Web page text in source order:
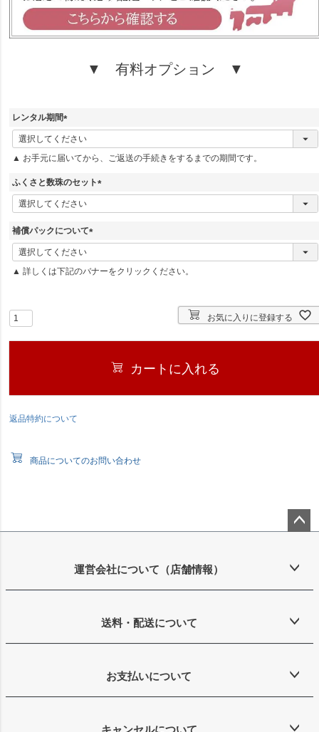
▼ 有料オプション ▼
レンタル期間
(
必
須
▲ お手元に届いてから、ご返送の手続きをするまでの期間です。
ふくさと数珠のセット
(
必
補償パックについて
(
必
須
▲ 詳しくは下記のバナーをクリックください。
お気に入りに登録する
カートに入れる
返品特約について
商品についてのお問い合わせ
ップ
運営会社について（店舗情報）
送料・配送について
お支払いについて